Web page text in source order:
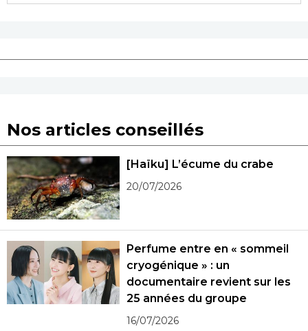
Nos articles conseillés
[Haïku] L’écume du crabe
20/07/2026
Perfume entre en « sommeil
cryogénique » : un
documentaire revient sur les
25 années du groupe
16/07/2026